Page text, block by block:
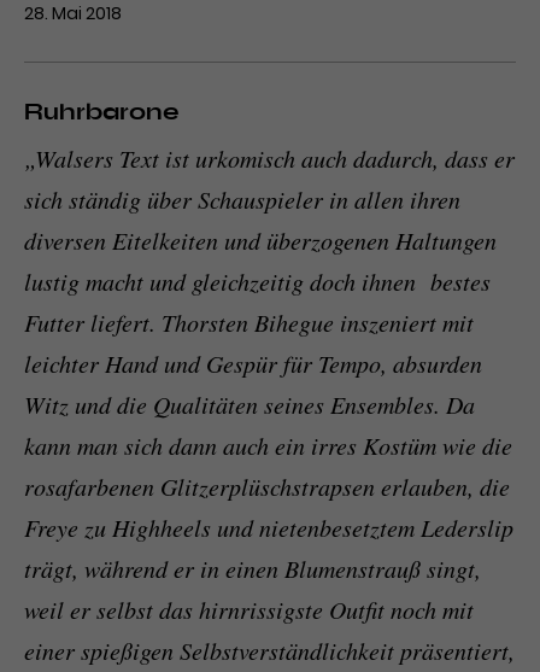
28. Mai 2018
Ruhrbarone
„Walsers Text ist urkomisch auch dadurch, dass er
sich ständig über Schauspieler in allen ihren
diversen Eitelkeiten und überzogenen Haltungen
lustig macht und gleichzeitig doch ihnen bestes
Futter liefert. Thorsten Bihegue inszeniert mit
leichter Hand und Gespür für Tempo, absurden
Witz und die Qualitäten seines Ensembles. Da
kann man sich dann auch ein irres Kostüm wie die
rosafarbenen Glitzerplüschstrapsen erlauben, die
Freye zu Highheels und nietenbesetztem Lederslip
trägt, während er in einen Blumenstrauß singt,
weil er selbst das hirnrissigste Outfit noch mit
einer spießigen Selbstverständlichkeit präsentiert,